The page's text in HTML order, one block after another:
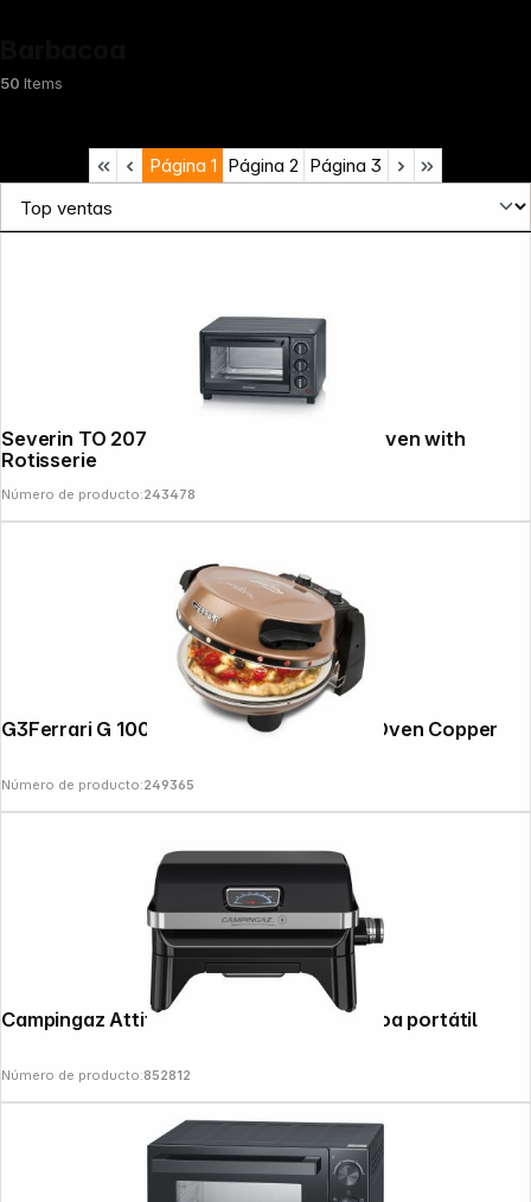
50 Items
Página 1 Página 2 Página 3
Severin TO 2079 Backing and Toasting Oven with
Rotisserie
Número de producto:243478
G3Ferrari G 1003208 Napoletana Pizza Oven Copper
Número de producto:249365
Campingaz Attitude 2go Electric Barbacoa portátil
Número de producto:852812
Follow us on